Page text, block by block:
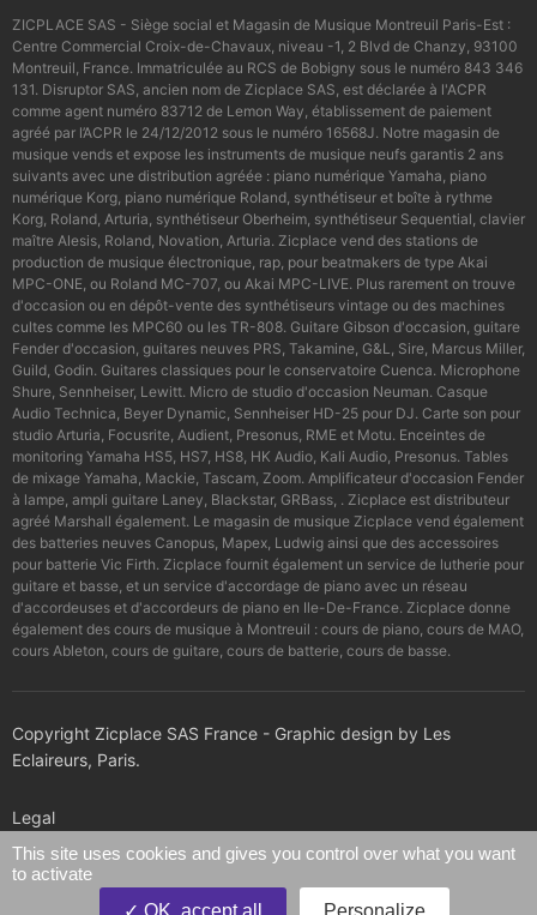
ZICPLACE SAS - Siège social et Magasin de Musique Montreuil Paris-Est :
Centre Commercial Croix-de-Chavaux, niveau -1, 2 Blvd de Chanzy, 93100
Montreuil, France. Immatriculée au RCS de Bobigny sous le numéro 843 346
131. Disruptor SAS, ancien nom de Zicplace SAS, est déclarée à l'ACPR
comme agent numéro 83712 de Lemon Way, établissement de paiement
agréé par l’ACPR le 24/12/2012 sous le numéro 16568J. Notre magasin de
musique vends et expose les instruments de musique neufs garantis 2 ans
suivants avec une distribution agréée : piano numérique Yamaha, piano
numérique Korg, piano numérique Roland, synthétiseur et boîte à rythme
Korg, Roland, Arturia, synthétiseur Oberheim, synthétiseur Sequential, clavier
maître Alesis, Roland, Novation, Arturia. Zicplace vend des stations de
production de musique électronique, rap, pour beatmakers de type Akai
MPC-ONE, ou Roland MC-707, ou Akai MPC-LIVE. Plus rarement on trouve
d'occasion ou en dépôt-vente des synthétiseurs vintage ou des machines
cultes comme les MPC60 ou les TR-808. Guitare Gibson d'occasion, guitare
Fender d'occasion, guitares neuves PRS, Takamine, G&L, Sire, Marcus Miller,
Guild, Godin. Guitares classiques pour le conservatoire Cuenca. Microphone
Shure, Sennheiser, Lewitt. Micro de studio d'occasion Neuman. Casque
Audio Technica, Beyer Dynamic, Sennheiser HD-25 pour DJ. Carte son pour
studio Arturia, Focusrite, Audient, Presonus, RME et Motu. Enceintes de
monitoring Yamaha HS5, HS7, HS8, HK Audio, Kali Audio, Presonus. Tables
de mixage Yamaha, Mackie, Tascam, Zoom. Amplificateur d'occasion Fender
à lampe, ampli guitare Laney, Blackstar, GRBass, . Zicplace est distributeur
agréé Marshall également. Le magasin de musique Zicplace vend également
des batteries neuves Canopus, Mapex, Ludwig ainsi que des accessoires
pour batterie Vic Firth. Zicplace fournit également un service de lutherie pour
guitare et basse, et un service d'accordage de piano avec un réseau
d'accordeuses et d'accordeurs de piano en Ile-De-France. Zicplace donne
également des cours de musique à Montreuil : cours de piano, cours de MAO,
cours Ableton, cours de guitare, cours de batterie, cours de basse.
Copyright Zicplace SAS France - Graphic design by Les
Eclaireurs, Paris.
Legal
Confidentiality policy
This site uses cookies and gives you control over what you want
to activate
OK, accept all
Personalize